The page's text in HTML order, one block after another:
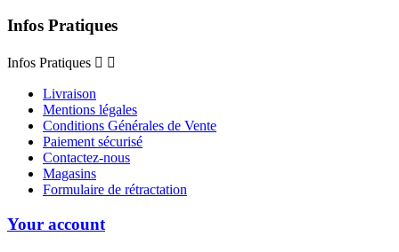
Infos Pratiques
Infos Pratiques  
Livraison
Mentions légales
Conditions Générales de Vente
Paiement sécurisé
Contactez-nous
Magasins
Formulaire de rétractation
Your account